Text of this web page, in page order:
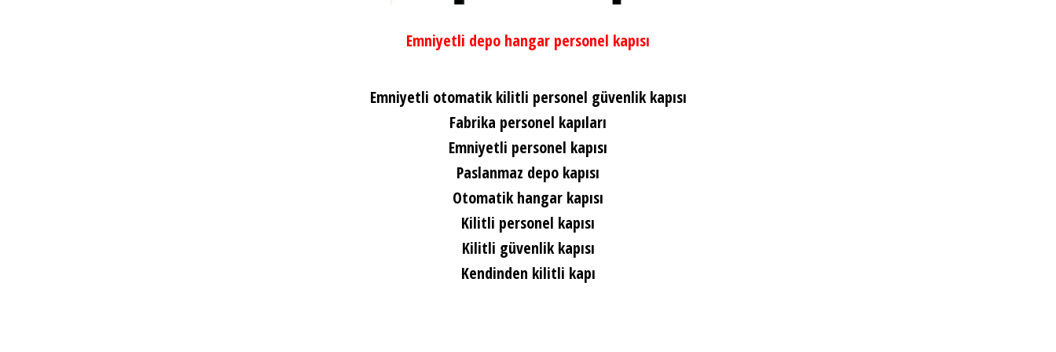
Emniyetli depo hangar personel kapısı
Emniyetli otomatik kilitli personel güvenlik kapısı
Fabrika personel kapıları
Emniyetli personel kapısı
Paslanmaz depo kapısı
Otomatik hangar kapısı
Kilitli personel kapısı
Kilitli güvenlik kapısı
Kendinden kilitli kapı